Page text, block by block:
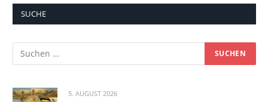
SUCHE
5. AUGUST 2026